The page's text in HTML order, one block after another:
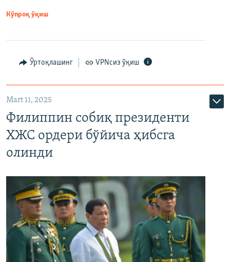
Кўпроқ ўқиш
Ўртоқлашинг VPNсиз ўқиш
Mart 11, 2025
Филиппин собиқ президенти
ХЖС ордери бўйича ҳибсга
олинди